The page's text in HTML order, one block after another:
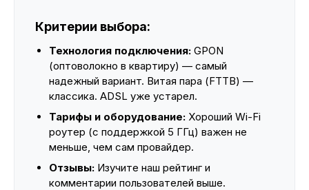
Критерии выбора:
Технология подключения: GPON
(оптоволокно в квартиру) — самый
надежный вариант. Витая пара (FTTB) —
классика. ADSL уже устарел.
Тарифы и оборудование: Хороший Wi-Fi
роутер (с поддержкой 5 ГГц) важен не
меньше, чем сам провайдер.
Отзывы: Изучите наш рейтинг и
комментарии пользователей выше.